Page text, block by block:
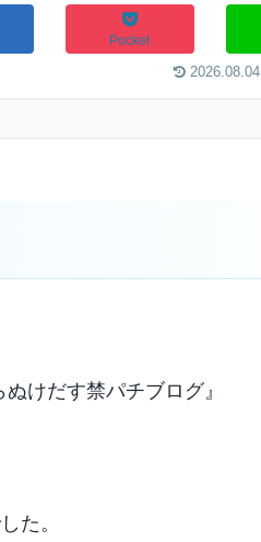
Pocket
2026.08.04
けだす禁パチブログ』
た。